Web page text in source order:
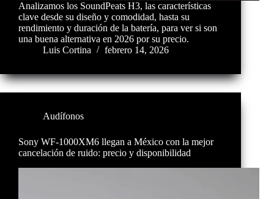
Analizamos los SoundPeats H3, las características
clave desde su diseño y comodidad, hasta su
rendimiento y duración de la batería, para ver si son
una buena alternativa en 2026 por su precio.
Luis Cortina
febrero 14, 2026
Audífonos
Sony WF-1000XM6 llegan a México con la mejor
cancelación de ruido: precio y disponibilidad